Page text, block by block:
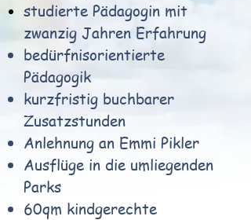
studierte Pädagogin mit
zwanzig Jahren Erfahrung
bedürfnisorientierte
Pädagogik
kurzfristig buchbarer
Zusatzstunden
Anlehnung an Emmi Pikler
Ausflüge in die umliegenden
Parks
60qm kindgerechte